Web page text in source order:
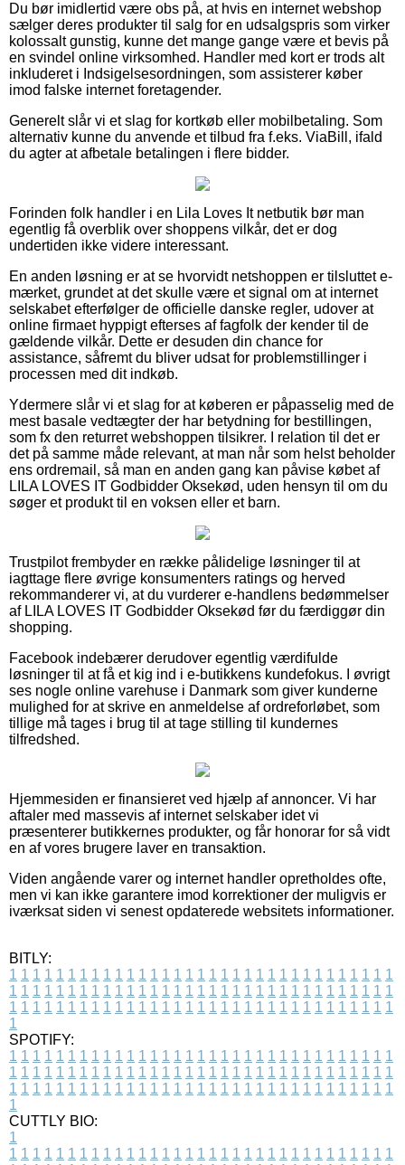
Du bør imidlertid være obs på, at hvis en internet webshop
sælger deres produkter til salg for en udsalgspris som virker
kolossalt gunstig, kunne det mange gange være et bevis på
en svindel online virksomhed. Handler med kort er trods alt
inkluderet i Indsigelsesordningen, som assisterer køber
imod falske internet foretagender.
Generelt slår vi et slag for kortkøb eller mobilbetaling. Som
alternativ kunne du anvende et tilbud fra f.eks. ViaBill, ifald
du agter at afbetale betalingen i flere bidder.
Forinden folk handler i en Lila Loves It netbutik bør man
egentlig få overblik over shoppens vilkår, det er dog
undertiden ikke videre interessant.
En anden løsning er at se hvorvidt netshoppen er tilsluttet e-
mærket, grundet at det skulle være et signal om at internet
selskabet efterfølger de officielle danske regler, udover at
online firmaet hyppigt efterses af fagfolk der kender til de
gældende vilkår. Dette er desuden din chance for
assistance, såfremt du bliver udsat for problemstillinger i
processen med dit indkøb.
Ydermere slår vi et slag for at køberen er påpasselig med de
mest basale vedtægter der har betydning for bestillingen,
som fx den returret webshoppen tilsikrer. I relation til det er
det på samme måde relevant, at man når som helst beholder
ens ordremail, så man en anden gang kan påvise købet af
LILA LOVES IT Godbidder Oksekød, uden hensyn til om du
søger et produkt til en voksen eller et barn.
Trustpilot frembyder en række pålidelige løsninger til at
iagttage flere øvrige konsumenters ratings og herved
rekommanderer vi, at du vurderer e-handlens bedømmelser
af LILA LOVES IT Godbidder Oksekød før du færdiggør din
shopping.
Facebook indebærer derudover egentlig værdifulde
løsninger til at få et kig ind i e-butikkens kundefokus. I øvrigt
ses nogle online varehuse i Danmark som giver kunderne
mulighed for at skrive en anmeldelse af ordreforløbet, som
tillige må tages i brug til at tage stilling til kundernes
tilfredshed.
Hjemmesiden er finansieret ved hjælp af annoncer. Vi har
aftaler med massevis af internet selskaber idet vi
præsenterer butikkernes produkter, og får honorar for så vidt
en af vores brugere laver en transaktion.
Viden angående varer og internet handler opretholdes ofte,
men vi kan ikke garantere imod korrektioner der muligvis er
iværksat siden vi senest opdaterede websitets informationer.
BITLY:
1 1 1 1 1 1 1 1 1 1 1 1 1 1 1 1 1 1 1 1 1 1 1 1 1 1 1 1 1 1 1 1 1
1 1 1 1 1 1 1 1 1 1 1 1 1 1 1 1 1 1 1 1 1 1 1 1 1 1 1 1 1 1 1 1 1
1 1 1 1 1 1 1 1 1 1 1 1 1 1 1 1 1 1 1 1 1 1 1 1 1 1 1 1 1 1 1 1 1
1
SPOTIFY:
1 1 1 1 1 1 1 1 1 1 1 1 1 1 1 1 1 1 1 1 1 1 1 1 1 1 1 1 1 1 1 1 1
1 1 1 1 1 1 1 1 1 1 1 1 1 1 1 1 1 1 1 1 1 1 1 1 1 1 1 1 1 1 1 1 1
1 1 1 1 1 1 1 1 1 1 1 1 1 1 1 1 1 1 1 1 1 1 1 1 1 1 1 1 1 1 1 1 1
1
CUTTLY BIO:
1
1 1 1 1 1 1 1 1 1 1 1 1 1 1 1 1 1 1 1 1 1 1 1 1 1 1 1 1 1 1 1 1 1